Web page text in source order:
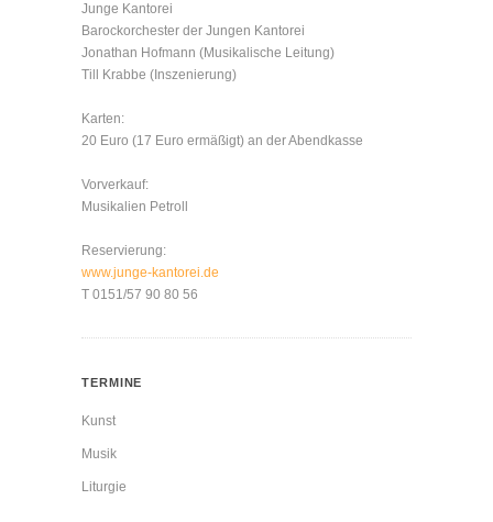
Junge Kantorei
Barockorchester der Jungen Kantorei
Jonathan Hofmann (Musikalische Leitung)
Till Krabbe (Inszenierung)
Karten:
20 Euro (17 Euro ermäßigt) an der Abendkasse
Vorverkauf:
Musikalien Petroll
Reservierung:
www.junge-kantorei.de
T 0151/57 90 80 56
TERMINE
Kunst
Musik
Liturgie